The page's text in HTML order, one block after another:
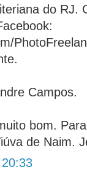
do RJ.
Campos.
bom.
de Naim.